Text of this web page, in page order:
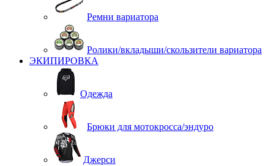
Ремни вариатора
Ролики/вкладыши/скользители вариатора
ЭКИПИРОВКА
Одежда
Брюки для мотокросса/эндуро
Джерси